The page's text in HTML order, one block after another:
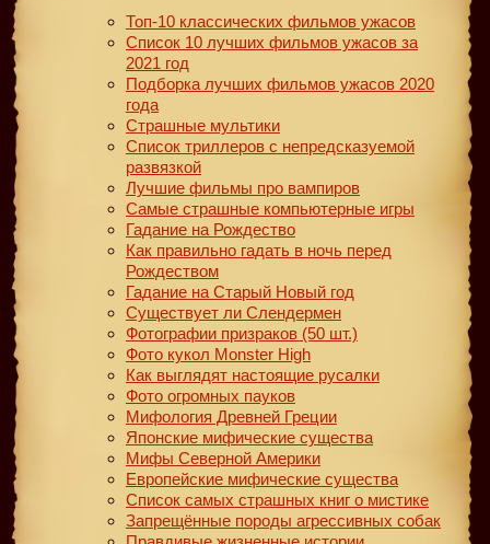
Топ-10 классических фильмов ужасов
Список 10 лучших фильмов ужасов за
2021 год
Подборка лучших фильмов ужасов 2020
года
Страшные мультики
Список триллеров с непредсказуемой
развязкой
Лучшие фильмы про вампиров
Самые страшные компьютерные игры
Гадание на Рождество
Как правильно гадать в ночь перед
Рождеством
Гадание на Старый Новый год
Существует ли Слендермен
Фотографии призраков (50 шт.)
Фото кукол Monster High
Как выглядят настоящие русалки
Фото огромных пауков
Мифология Древней Греции
Японские мифические существа
Мифы Северной Америки
Европейские мифические существа
Список самых страшных книг о мистике
Запрещённые породы агрессивных собак